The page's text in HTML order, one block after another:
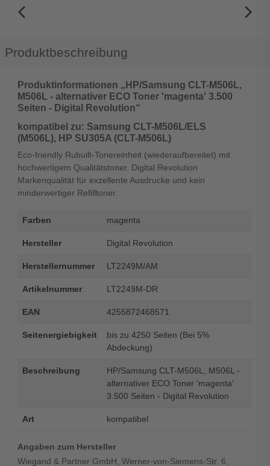
arrow_back_ios_new arrow_forward_ios
Produktbeschreibung
Produktinformationen „HP/Samsung CLT-M506L,
M506L - alternativer ECO Toner 'magenta' 3.500
Seiten - Digital Revolution“
kompatibel zu: Samsung CLT-M506L/ELS
(M506L), HP SU305A (CLT-M506L)
Eco-friendly Rubuilt-Tonereinheit (wiederaufbereitet) mit
hochwertigem Qualitätstoner. Digital Revolution
Markenqualität für exzellente Ausdrucke und kein
minderwertiger Refilltoner.
Farben magenta
Hersteller Digital Revolution
Herstellernummer LT2249M/AM
Artikelnummer LT2249M-DR
EAN 4255872468571
Seitenergiebigkeit
bis zu 4250 Seiten (Bei 5%
Abdeckung)
Beschreibung
HP/Samsung CLT-M506L, M506L -
alternativer ECO Toner 'magenta'
3.500 Seiten - Digital Revolution
Art kompatibel
Angaben zum Hersteller
Wiegand & Partner GmbH, Werner-von-Siemens-Str. 6,